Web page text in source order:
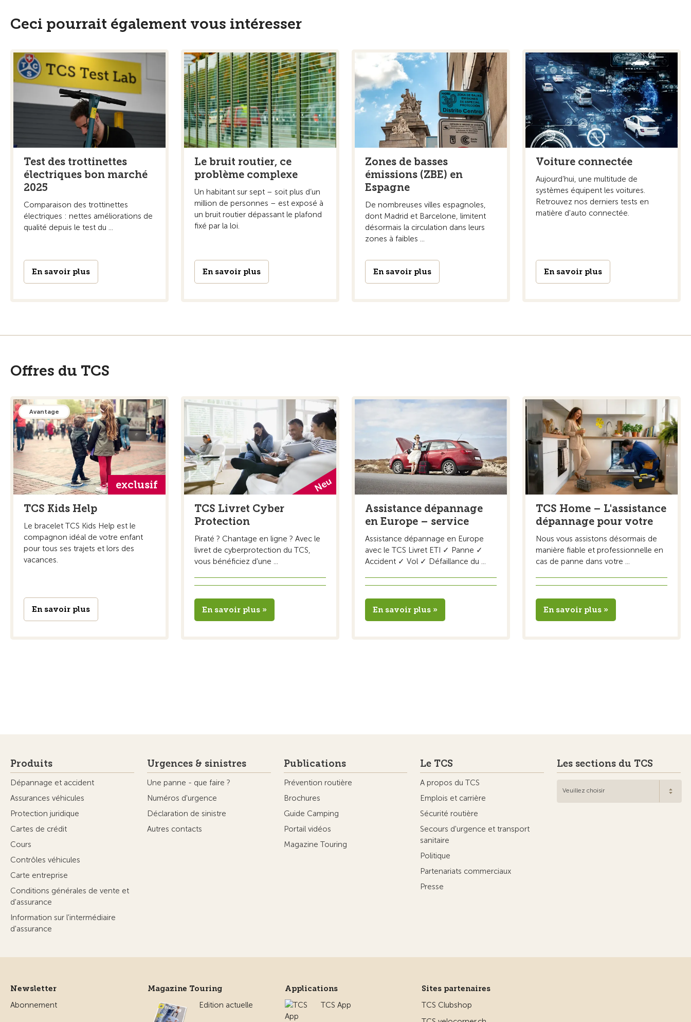
Ceci pourrait également vous intéresser
Test des trottinettes
électriques bon marché
2025
Comparaison des trottinettes
électriques : nettes améliorations de
qualité depuis le test du ...
En savoir plus
Le bruit routier, ce
problème complexe
Un habitant sur sept – soit plus d’un
million de personnes – est exposé à
un bruit routier dépassant le plafond
fixé par la loi.
En savoir plus
Zones de basses
émissions (ZBE) en
Espagne
De nombreuses villes espagnoles,
dont Madrid et Barcelone, limitent
désormais la circulation dans leurs
zones à faibles ...
En savoir plus
Voiture connectée
Aujourd’hui, une multitude de
systèmes équipent les voitures.
Retrouvez nos derniers tests en
matière d'auto connectée.
En savoir plus
Offres du TCS
Avantage
exclusif
TCS Kids Help
Le bracelet TCS Kids Help est le
compagnon idéal de votre enfant
pour tous ses trajets et lors des
vacances.
En savoir plus
TCS Livret Cyber
Protection
Piraté ? Chantage en ligne ? Avec le
livret de cyberprotection du TCS,
vous bénéficiez d'une ...
En savoir plus »
Assistance dépannage
en Europe – service
Assistance dépannage en Europe
avec le TCS Livret ETI ✓ Panne ✓
Accident ✓ Vol ✓ Défaillance du ...
En savoir plus »
TCS Home – L'assistance
dépannage pour votre
Nous vous assistons désormais de
manière fiable et professionnelle en
cas de panne dans votre ...
En savoir plus »
Produits
Dépannage et accident
Assurances véhicules
Protection juridique
Cartes de crédit
Cours
Contrôles véhicules
Carte entreprise
Conditions générales de vente et
d'assurance
Information sur l'intermédiaire
d'assurance
Urgences & sinistres
Une panne - que faire ?
Numéros d'urgence
Déclaration de sinistre
Autres contacts
Publications
Prévention routière
Brochures
Guide Camping
Portail vidéos
Magazine Touring
Le TCS
A propos du TCS
Emplois et carrière
Sécurité routière
Secours d'urgence et transport
sanitaire
Politique
Partenariats commerciaux
Presse
Les sections du TCS
Veuillez choisir
Newsletter
Abonnement
Magazine Touring
Edition actuelle
Applications
TCS App
Sites partenaires
TCS Clubshop